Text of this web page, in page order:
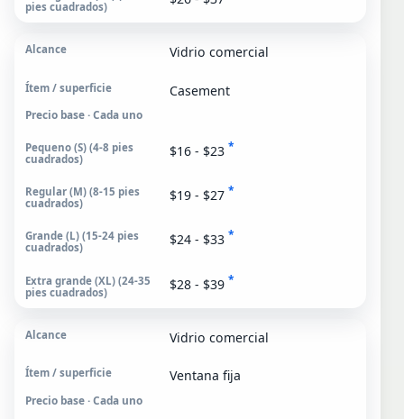
Vidrio comercial
Casement
Precio base · Cada uno
$16 - $23 *
$19 - $27 *
$24 - $33 *
$28 - $39 *
Vidrio comercial
Ventana fija
Precio base · Cada uno